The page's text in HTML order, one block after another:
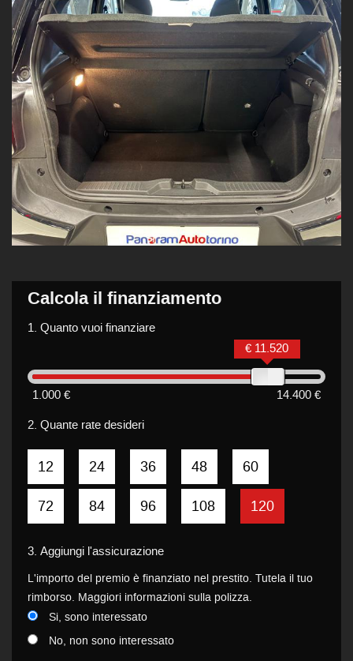
Calcola il finanziamento
1. Quanto vuoi finanziare
1.000 € 14.400 €
€ 11.520
2. Quante rate desideri
12 24 36 48 60
72 84 96 108 120
3. Aggiungi l'assicurazione
L'importo del premio è finanziato nel prestito. Tutela il tuo
rimborso. Maggiori informazioni sulla polizza.
Si, sono interessato
No, non sono interessato